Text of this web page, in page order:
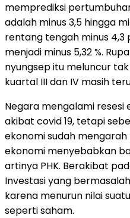
memprediksi
adalah minus 3,5 hingga
rentang tengah minus 4,3
menjadi minus 5,32 %.
nyungsep itu meluncur
kuartal III dan IV masih
Negara mengalami
akibat covid 19, tetapi
ekonomi sudah
ekonomi menyebabkan
artinya PHK. Berakibat
Investasi yang
karena menurun nilai
seperti saham.